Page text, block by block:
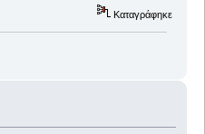
Καταγράφηκε